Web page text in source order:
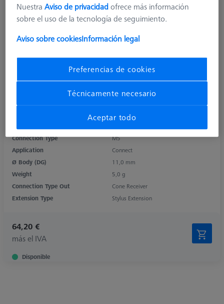
15,0 mm
Connection Type
M5
Application
Connect
Ø Body (DG)
11,0 mm
Weight
5,0 g
Connection Type Out
Cone Receiver
Extension Type
Stylus Extension
64,20 €
más el IVA
Disponible
NuestraAviso de privacidadofrece más información
sobre el uso de la tecnología de seguimiento.
Aviso sobre cookiesInformación legal
Preferencias de cookies
Técnicamente necesario
Aceptar todo